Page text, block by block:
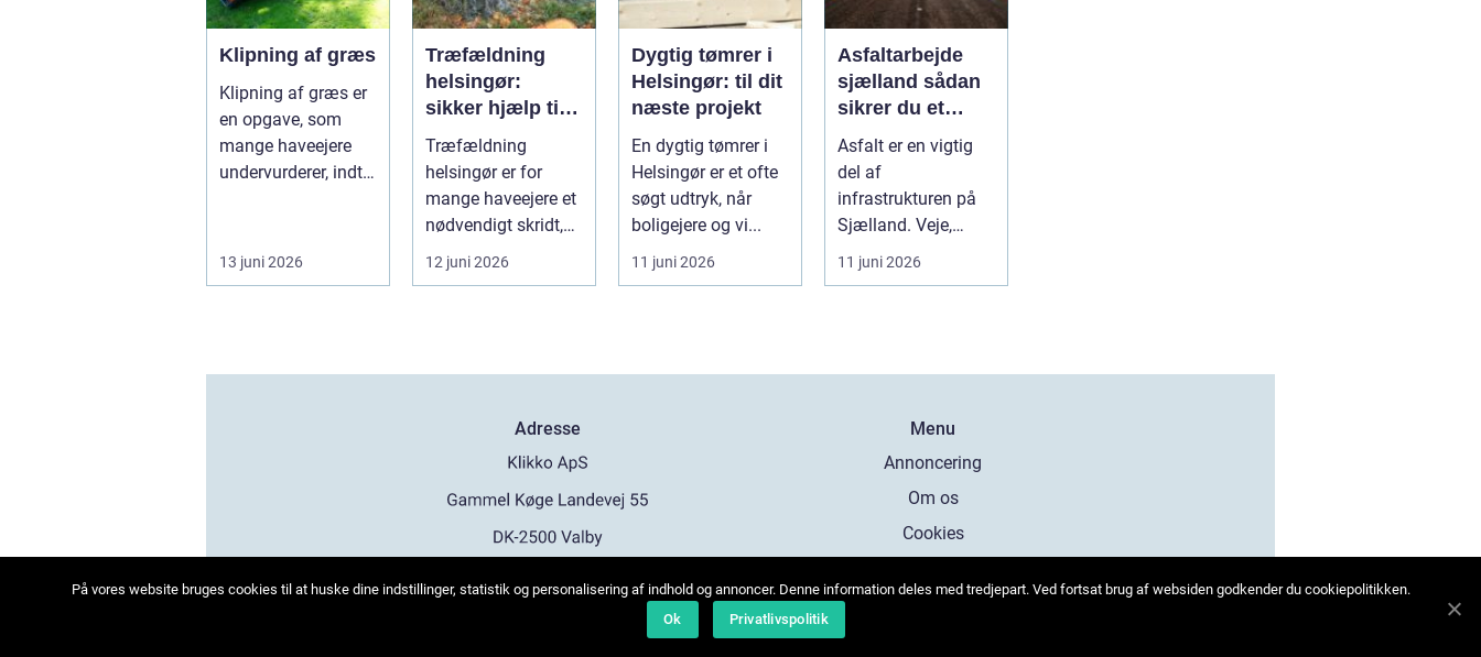
Klipning af græs
Klipning af græs er
en opgave, som
mange haveejere
undervurderer, indtil
13 juni 2026
Træfældning
helsingør:
sikker hjælp til
haveejere og
virksomheder
Træfældning
helsingør er for
mange haveejere et
nødvendigt skridt,
når gamle eller syge
træer skaber...
12 juni 2026
Dygtig tømrer i
Helsingør: til dit
næste projekt
En dygtig tømrer i
Helsingør er et ofte
søgt udtryk, når
boligejere og vi...
11 juni 2026
Asfaltarbejde
sjælland sådan
sikrer du et
holdbart resultat
Asfalt er en vigtig
del af
infrastrukturen på
Sjælland. Veje,
indkørsler,
parkeringspladser
11 juni 2026
Adresse
Menu
Annoncering
Om os
Cookies
På vores website bruges cookies til at huske dine indstillinger, statistik og personalisering af indhold og annoncer. Denne information deles med tredjepart. Ved fortsat brug af websiden godkender du cookiepolitikken.
Ok
Privatlivspolitik